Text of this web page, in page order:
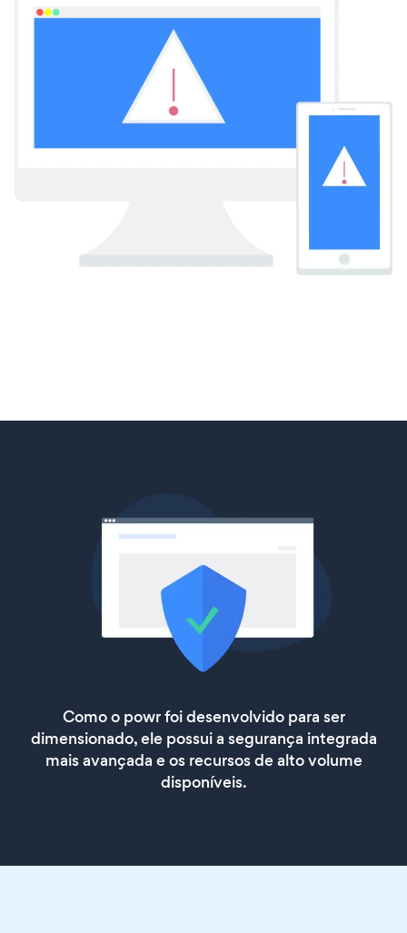
Como o powr foi desenvolvido para ser
dimensionado, ele possui a segurança integrada
mais avançada e os recursos de alto volume
disponíveis.